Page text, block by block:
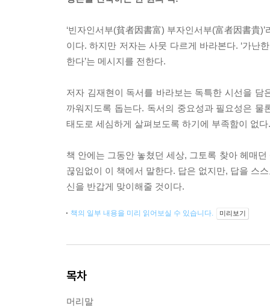
‘빈자인서부(貧者因書富) 부자인서부(富者因書貴
이다. 하지만 저자는 사뭇 다르게 바라본다. ‘가난
한다’는 메시지를 전한다.
저자 김재현이 독서를 바라보는 독특한 시선을
까워지도록 돕는다. 독서의 중요성과 필요성은
태도로 세심하게 살펴보도록 하기에 부족함이 없다.
책 안에는 그동안 놓쳤던 세상, 그토록 찾아 헤매
끊임없이 이 책에서 말한다. 답은 없지만, 답을 스
신을 반갑게 맞이해줄 것이다.
책의 일부 내용을 미리 읽어보실 수 있습니다. 미리보기
목차
머리말